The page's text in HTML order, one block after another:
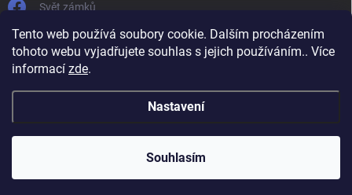
Tento web používá soubory cookie. Dalším procházením
tohoto webu vyjadřujete souhlas s jejich používáním.. Více
informací zde.
Nastavení
Souhlasím
Svět zámků
svetzamku.cz
Jak nakupovat
Podmínky ochrany osobních údajů
Svět zámků. Všechna práva vyhrazena.